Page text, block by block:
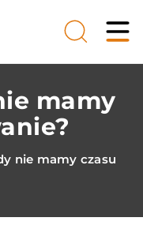
mamy
nie mamy czasu